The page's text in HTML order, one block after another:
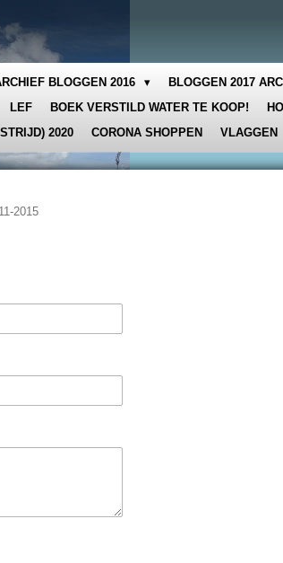
BLOGGEN 2016 BLOGGEN 2017
LEF BOEK VERSTILD WATER TE KOOP!
2020 CORONA SHOPPEN VLAGGEN
2015